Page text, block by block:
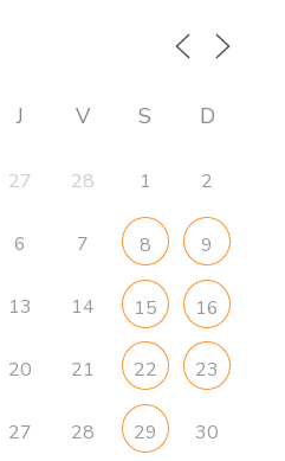
J V S D
27 28 1 2
6 7 8 9
13 14 15 16
20 21 22 23
27 28 29 30